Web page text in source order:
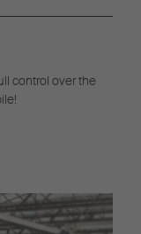
control over the